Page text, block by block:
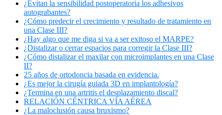
¿Evitan la sensibilidad postoperatoria los adhesivos
autograbantes?
¿Cómo predecir el crecimiento y resultado de tratamiento en
una Clase III?
¿Hay algo que me diga si va a ser exitoso el MARPE?
¿Distalizar o cerrar espacios para corregir la Clase III?
¿Cómo distalizar el maxilar con microimplantes en una Clase
II?
25 años de ortodoncia basada en evidencia.
¿Es mejor la cirugía guiada 3D en implantología?
¿Termina en una artritis el desplazamiento discal?
RELACIÓN CÉNTRICA VÍA AÉREA
¿La maloclusión causa bruxismo?